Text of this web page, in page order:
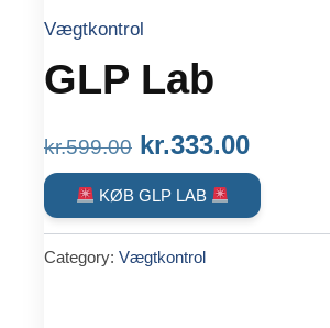
Vægtkontrol
GLP Lab
kr.599.00 Original
price
was:
kr.599.00.
kr.333.00Current
price
is:
KØB GLP LAB
Category: Vægtkontrol